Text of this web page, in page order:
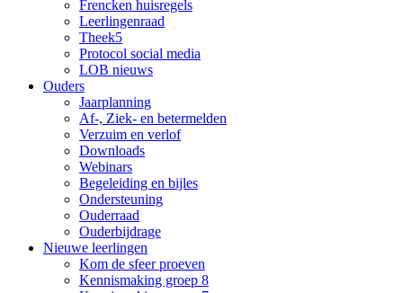
Frencken huisregels
Leerlingenraad
Theek5
Protocol social media
LOB nieuws
Ouders
Jaarplanning
Af-, Ziek- en betermelden
Verzuim en verlof
Downloads
Webinars
Begeleiding en bijles
Ondersteuning
Ouderraad
Ouderbijdrage
Nieuwe leerlingen
Kom de sfeer proeven
Kennismaking groep 8